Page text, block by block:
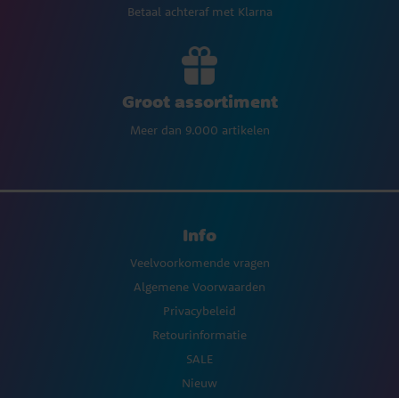
Betaal achteraf met Klarna
Groot assortiment
Meer dan 9.000 artikelen
Info
Veelvoorkomende vragen
Algemene Voorwaarden
Privacybeleid
Retourinformatie
SALE
Nieuw